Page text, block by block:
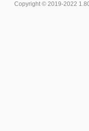
Copyright © 2019-2022